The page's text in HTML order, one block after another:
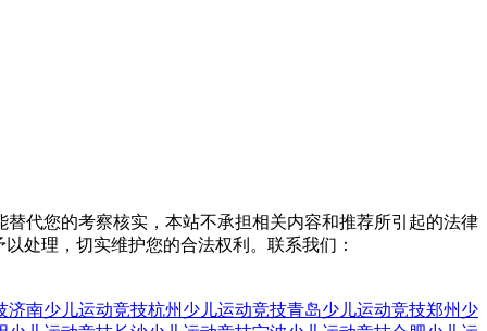
代您的考察核实，本站不承担相关内容和推荐所引起的法律
处理，切实维护您的合法权利。联系我们：
济南少儿运动竞技杭州少儿运动竞技青岛少儿运动竞技郑州少